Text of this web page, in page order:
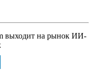
выходит на рынок ИИ-